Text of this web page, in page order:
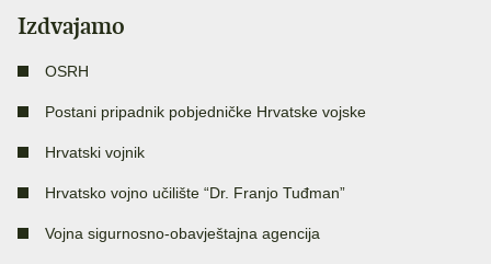
Izdvajamo
OSRH
Postani pripadnik pobjedničke Hrvatske vojske
Hrvatski vojnik
Hrvatsko vojno učilište “Dr. Franjo Tuđman”
Vojna sigurnosno-obavještajna agencija